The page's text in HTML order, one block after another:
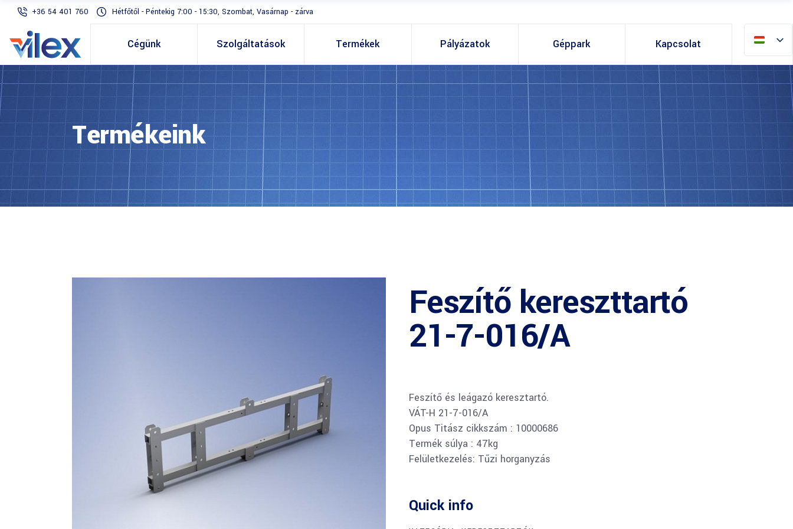
+36 54 401 760 Hétfőtől - Péntekig 7:00 - 15:30, Szombat, Vasárnap - zárva
Cégünk Szolgáltatások Termékek Pályázatok Géppark Kapcsolat
Termékeink
Feszítő kereszttartó
21-7-016/A
Feszítő és leágazó keresztartó.
VÁT-H 21-7-016/A
Opus Titász cikkszám : 10000686
Termék súlya : 47kg
Felületkezelés: Tűzi horganyzás
Quick info